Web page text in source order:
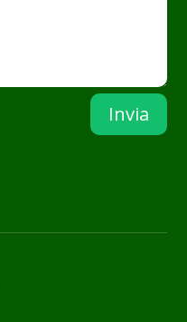
Invia